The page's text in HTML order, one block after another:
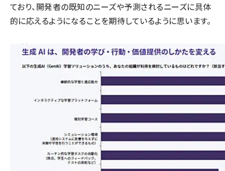
ており、開発者の既知のニーズや予測されるニーズに具体
的に応えるようになることを期待しているように思います。